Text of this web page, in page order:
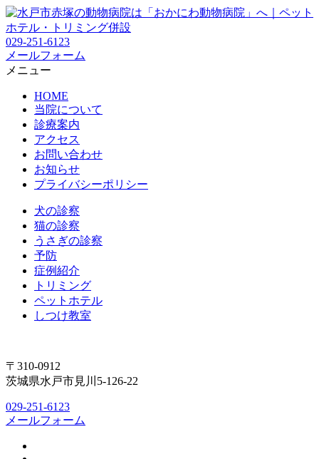
029-251-6123
メールフォーム
メニュー
HOME
当院について
診療案内
アクセス
お問い合わせ
お知らせ
プライバシーポリシー
犬の診察
猫の診察
うさぎの診察
予防
症例紹介
トリミング
ペットホテル
しつけ教室
〒310-0912
茨城県水戸市見川5-126-22
029-251-6123
メールフォーム